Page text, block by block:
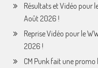
Résultats et Vidéo pour
Août 2026 !
Reprise Vidéo pour le
2026 !
CM Punk fait une promo